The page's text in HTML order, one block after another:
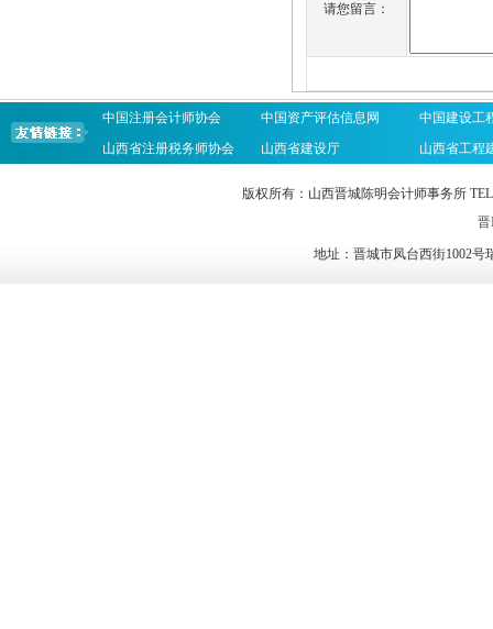
请您留言：
中国注册会计师协会 中国资产评估信息网
中国建设工
山西省注册税务师协会
山西省建设厅 山西省工程
版权所有：山西晋城陈明会计师事务所 TEL
晋
地址：晋城市凤台西街1002